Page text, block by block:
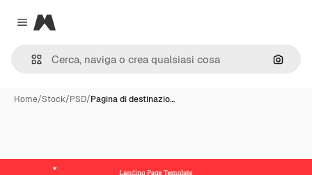
Close menu
Magnific
Cerca
Home/Stock/PSD/Pagina di destinazio…